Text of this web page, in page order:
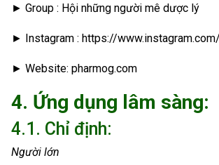
► Group : Hội những người mê dược lý
► Instagram : https://
► Website: pharmog.com
4. Ứng dụng lâm sàng:
4.1. Chỉ định:
Người lớn